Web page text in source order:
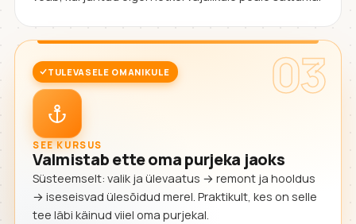
03
TULEVASELE OMANIKULE
SEE KURSUS
Valmistab ette oma purjeka jaoks
Süsteemselt: valik ja ülevaatus → remont ja hooldus
→ iseseisvad ülesõidud merel. Praktikult, kes on selle
tee läbi käinud viiel oma purjekal.